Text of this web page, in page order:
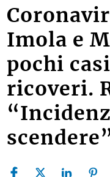
Imola e
pochi
ricoveri.